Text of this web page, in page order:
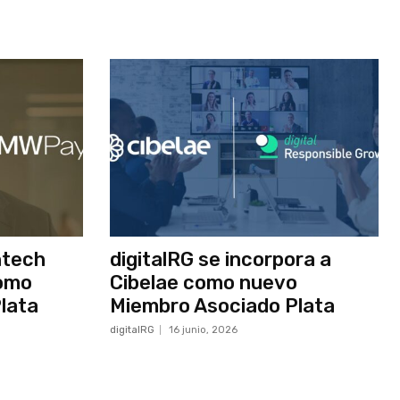
digitalRG se incorpora a
Cibelae como nuevo
Miembro Asociado Plata
digitalRG 16 junio, 2026